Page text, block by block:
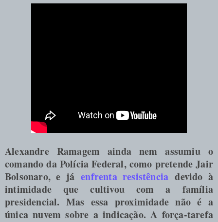
Alexandre Ramagem ainda nem assumiu o
comando da Polícia Federal, como pretende Jair
Bolsonaro, e já enfrenta resistência devido à
intimidade que cultivou com a família
presidencial. Mas essa proximidade não é a
única nuvem sobre a indicação. A força-tarefa